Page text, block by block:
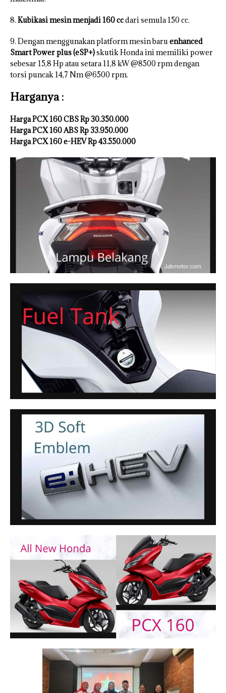
8. Kubikasi mesin menjadi 160 ccdari semula 150 cc.
9. Dengan menggunakan platform mesin baru enhanced
Smart Power plus (eSP+)skutik Honda ini memiliki power
sebesar 15,8 Hp atau setara 11,8 kW @8500 rpm dengan
torsi puncak 14,7 Nm @6500 rpm.
Harganya :
Harga PCX 160 CBS Rp 30.350.000
Harga PCX 160 ABS Rp 33.950.000
Harga PCX 160 e-HEV Rp 43.550.000